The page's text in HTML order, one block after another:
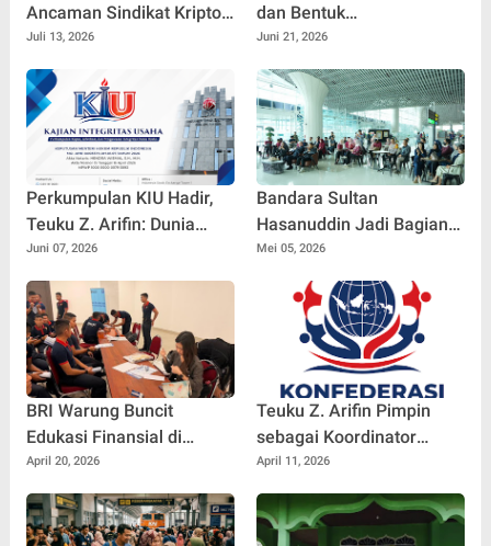
Ancaman Sindikat Kripto
Transnasional dan
Penculikan WNA di Bali
Juli 13, 2026
dan Bentuk
Penghormatan Tokoh
Bangsa
Juni 21, 2026
Perkumpulan KIU Hadir,
Teuku Z. Arifin: Dunia
Usaha Perlu Dikawal
dengan Kajian dan Kontrol
Sosial yang Bertanggung
Jawab
Juni 07, 2026
Bandara Sultan
Hasanuddin Jadi Bagian
Riset dan Inovasi, Forum
Penta Helix Resmi Digelar
Mei 05, 2026
BRI Warung Buncit
Edukasi Finansial di
Kampus Poltekip
April 20, 2026
Teuku Z. Arifin Pimpin
sebagai Koordinator
Nasional, Konfederasi
LSM Indonesia Resmi
Dibentuk
April 11, 2026